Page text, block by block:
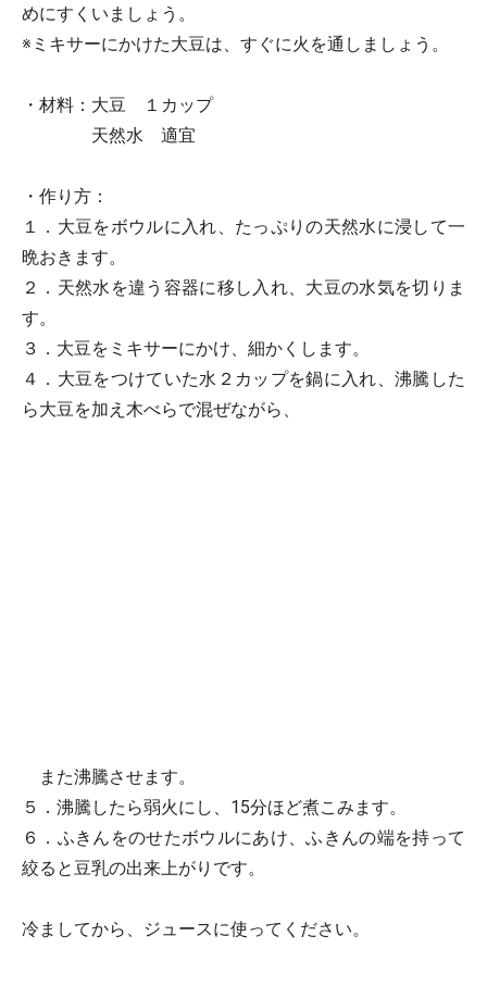
めにすくいましょう。
※ミキサーにかけた大豆は、すぐに火を通しましょう。
・材料：大豆 １カップ
天然水 適宜
・作り方：
１．大豆をボウルに入れ、たっぷりの天然水に浸して一
晩おきます。
２．天然水を違う容器に移し入れ、大豆の水気を切りま
す。
３．大豆をミキサーにかけ、細かくします。
４．大豆をつけていた水２カップを鍋に入れ、沸騰した
ら大豆を加え木べらで混ぜながら、
また沸騰させます。
５．沸騰したら弱火にし、15分ほど煮こみます。
６．ふきんをのせたボウルにあけ、ふきんの端を持って
絞ると豆乳の出来上がりです。
冷ましてから、ジュースに使ってください。